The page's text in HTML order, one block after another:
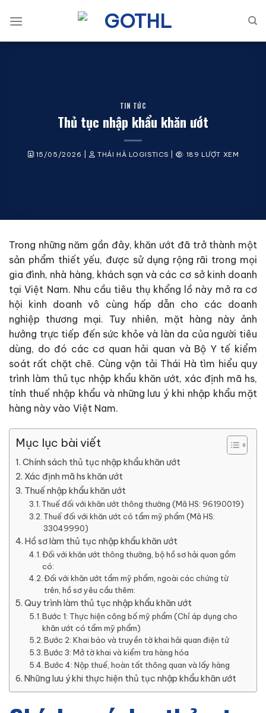
qua
TIN TỨC
Thủ tục nhập khẩu khăn ướt
15/05/2026 | THÁI HÀ LOGISTICS | 189 LƯỢT XEM
Trong những năm gần đây, khăn ướt đã trở thành một
sản phẩm thiết yếu, được sử dụng rộng rãi trong mọi
gia đình, nhà hàng, khách sạn và các cơ sở kinh doanh
tại Việt Nam. Nhu cầu tiêu thụ khổng lồ này mở ra cơ
hội kinh doanh vô cùng hấp dẫn cho các doanh
nghiệp thương mại. Tuy nhiên, mặt hàng này ảnh
hưởng trực tiếp đến sức khỏe và làn da của người tiêu
dùng, do đó các cơ quan hải quan và Bộ Y tế kiểm
soát rất chặt chẽ. Cùng vận tải Thái Hà tìm hiểu quy
trình làm thủ tục nhập khẩu khăn ướt, xác định mã hs,
tính thuế nhập khẩu và những lưu ý khi nhập khẩu mặt
hàng này vào Việt Nam.
Mục lục bài viết
Chính sách thủ tục nhập khẩu khăn ướt
Xác định mã hs khăn ướt
Thuế nhập khẩu khăn ướt
Thuế đối với khăn ướt thông thường (Mã HS: 96190019)
Thuế đối với khăn ướt có tẩm mỹ phẩm (Mã HS:
33049990)
Hồ sơ làm thủ tục nhập khẩu khăn ướt
Đối với khăn ướt thông thường, bộ hồ sơ hải quan gồm
có:
Đối với khăn ướt tẩm mỹ phẩm, ngoài các chứng từ
trên, hồ sơ yêu cầu thêm:
Quy trình làm thủ tục nhập khẩu khăn ướt
Bước 1: Thực hiện công bố mỹ phẩm (Chỉ áp dụng cho
khăn ướt có tẩm mỹ phẩm)
Bước 2: Khai báo và truyền tờ khai hải quan điện tử
Bước 3: Mở tờ khai và kiểm tra hàng hóa
Bước 4: Nộp thuế, hoàn tất thông quan và lấy hàng
Những lưu ý khi thực hiện thủ tục nhập khẩu khăn ướt